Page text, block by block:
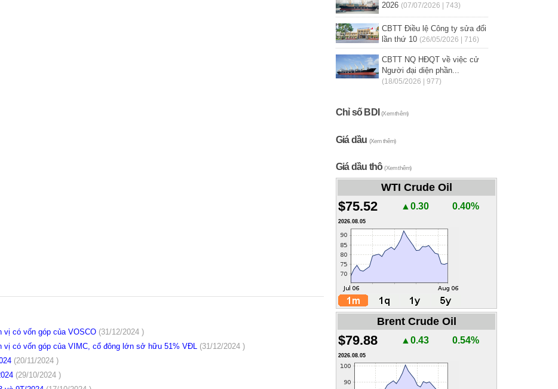
có vốn góp của VOSCO (31/12/2024 )
có vốn góp của VIMC, cổ đông lớn sở hữu 51% VĐL (31/12/2024 )
(20/11/2024 )
(29/10/2024 )
2026 (07/07/2026 | 743)
CBTT Điều lệ Công ty sửa đổi
lần thứ 10 (26/05/2026 | 716)
CBTT NQ HĐQT về việc cử
Người đại diện phần...
(18/05/2026 | 977)
Chỉ số BDI(Xem thêm)
Giá dầu (Xem thêm)
Giá dầu thô(Xem thêm)
WTI Crude Oil
$75.52 ▲0.30 0.40%
2026.08.05
Brent Crude Oil
$79.88 ▲0.43 0.54%
2026.08.05